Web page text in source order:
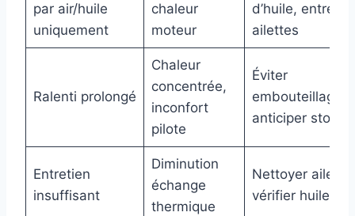
par air/huile
uniquement
chaleur
moteur
d’huile,
ailettes
Ralenti prolongé
Chaleur
concentrée,
inconfort
pilote
Éviter
embouteillage,
anticiper stops
Entretien
insuffisant
Diminution
échange
thermique
Nettoyer
vérifier huile